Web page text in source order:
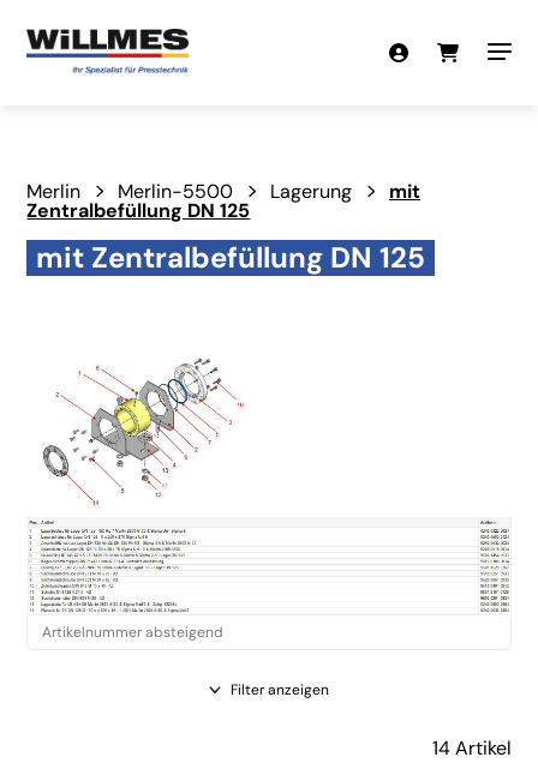
Merlin Merlin-5500 Lagerung mit
Zentralbefüllung DN 125
mit Zentralbefüllung DN 125
Filter anzeigen
14 Artikel